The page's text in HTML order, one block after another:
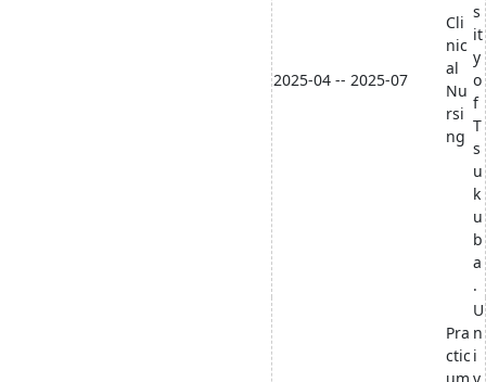
2025-04 -- 2025-07
Cli
nic
al
Nu
rsi
ng
s
it
y
o
f
T
s
u
k
u
b
a
.
Pra
ctic
U
n
i